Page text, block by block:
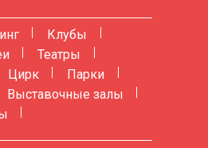
Клубы
Театры
Цирк
Парки
Выставочные залы